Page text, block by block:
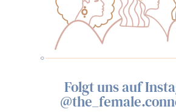
Folgt uns auf